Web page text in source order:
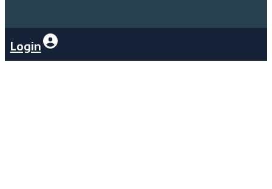
Login